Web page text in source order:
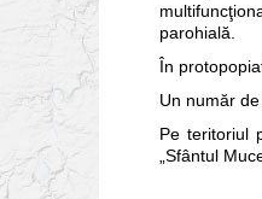
parohială.
În
Un număr
Pe teritoriul
„Sfântul